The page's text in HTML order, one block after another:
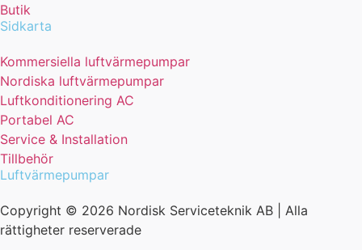
Butik
Sidkarta
Kommersiella luftvärmepumpar
Nordiska luftvärmepumpar
Luftkonditionering AC
Portabel AC
Service & Installation
Tillbehör
Luftvärmepumpar
Copyright © 2026 Nordisk Serviceteknik AB | Alla
rättigheter reserverade